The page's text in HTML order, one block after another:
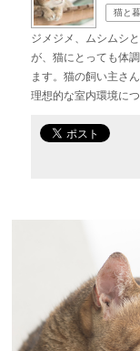
猫と
ジメジメ、ムシムシ
が、猫にとっても体
ます。猫の飼い主さ
理想的な室内環境に